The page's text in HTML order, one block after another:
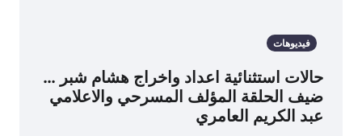
فيديوهات
حالات استثنائية اعداد واخراج هشام شبر …
ضيف الحلقة المؤلف المسرحي والاعلامي
عبد الكريم العامري